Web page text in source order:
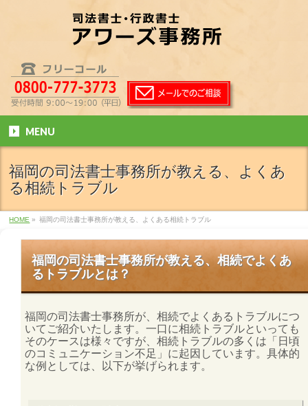
MENU
福岡の司法書士事務所が教える、よくあ
る相続トラブル
HOME » 福岡の司法書士事務所が教える、よくある相続トラブル
福岡の司法書士事務所が教える、相続でよくあ
るトラブルとは？
福岡の司法書士事務所が、相続でよくあるトラブルにつ
いてご紹介いたします。一口に相続トラブルといっても
そのケースは様々ですが、相続トラブルの多くは「日頃
のコミュニケーション不足」に起因しています。具体的
な例としては、以下が挙げられます。